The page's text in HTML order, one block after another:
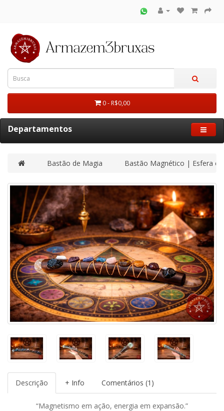
0 - R$0,00
Departamentos
Bastão de Magia Bastão Magnético | Esfera e
Descrição + Info Comentários (1)
“Magnetismo em ação, energia em expansão.”